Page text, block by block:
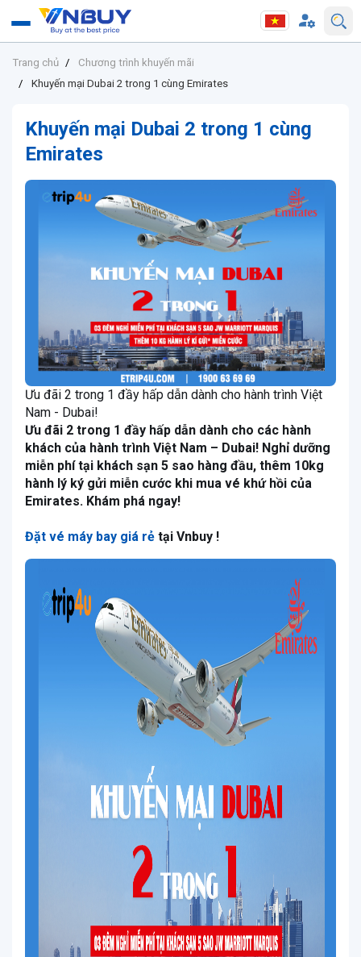
Trang chủ
Chương trình khuyến mãi
Khuyến mại Dubai 2 trong 1 cùng Emirates
Khuyến mại Dubai 2 trong 1 cùng
Emirates
Ưu đãi 2 trong 1 đầy hấp dẫn dành cho hành trình Việt
Nam - Dubai!
Ưu đãi 2 trong 1 đầy hấp dẫn dành cho các hành
khách của hành trình Việt Nam – Dubai! Nghỉ dưỡng
miễn phí tại khách sạn 5 sao hàng đầu, thêm 10kg
hành lý ký gửi miễn cước khi mua vé khứ hồi của
Emirates. Khám phá ngay!
Đặt vé máy bay giá rẻ tại Vnbuy !